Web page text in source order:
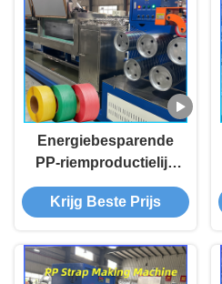
Energiebesparende
PP-riemproductielijn
Industriële PP-
riemvervaardigingsmachine
Krijg Beste Prijs